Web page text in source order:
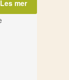
Les mer